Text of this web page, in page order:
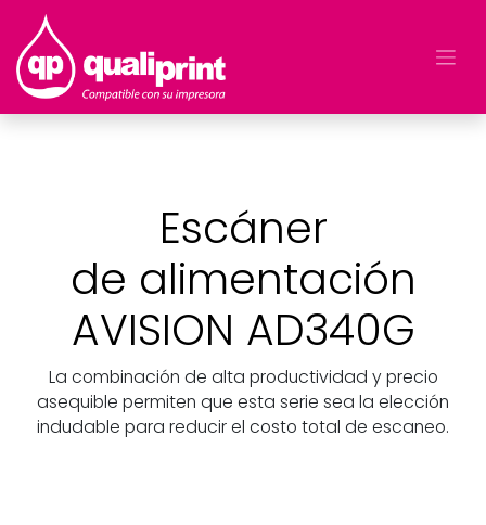
Escáner
de alimentación
AVISION AD340G
La combinación de alta productividad y precio
asequible permiten que esta serie sea la elección
indudable para reducir el costo total de escaneo.